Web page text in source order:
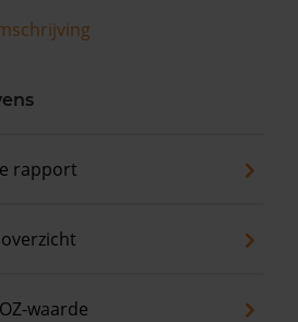
rapport
waarde